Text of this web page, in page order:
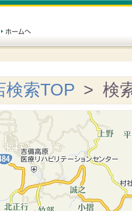
検索TOP > 検